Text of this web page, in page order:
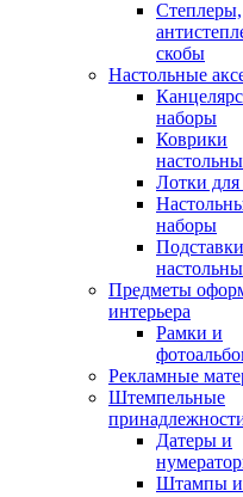
Степлеры,
скобы
Настольные
наборы
Коврики
Лотки для
наборы
Подставки
Предметы
интерьера
Рамки и
Рекламные
Штемпельные
Датеры и
Штампы и